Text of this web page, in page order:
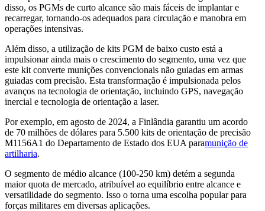
disso, os PGMs de curto alcance são mais fáceis de implantar e
recarregar, tornando-os adequados para circulação e manobra em
operações intensivas.
Além disso, a utilização de kits PGM de baixo custo está a
impulsionar ainda mais o crescimento do segmento, uma vez que
este kit converte munições convencionais não guiadas em armas
guiadas com precisão. Esta transformação é impulsionada pelos
avanços na tecnologia de orientação, incluindo GPS, navegação
inercial e tecnologia de orientação a laser.
Por exemplo, em agosto de 2024, a Finlândia garantiu um acordo
de 70 milhões de dólares para 5.500 kits de orientação de precisão
M1156A1 do Departamento de Estado dos EUA paramunição de
artilharia.
O segmento de médio alcance (100-250 km) detém a segunda
maior quota de mercado, atribuível ao equilíbrio entre alcance e
versatilidade do segmento. Isso o torna uma escolha popular para
forças militares em diversas aplicações.